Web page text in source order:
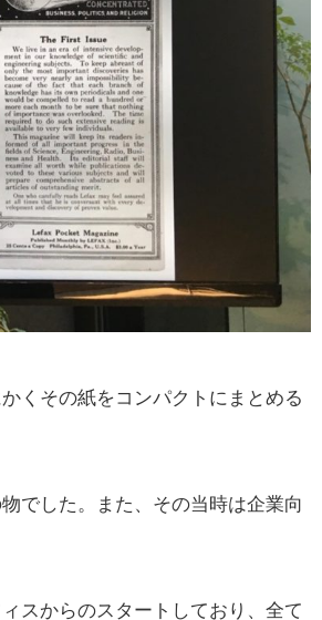
くその紙をコンパクトにまとめる
でした。また、その当時は企業向
スからのスタートしており、全て